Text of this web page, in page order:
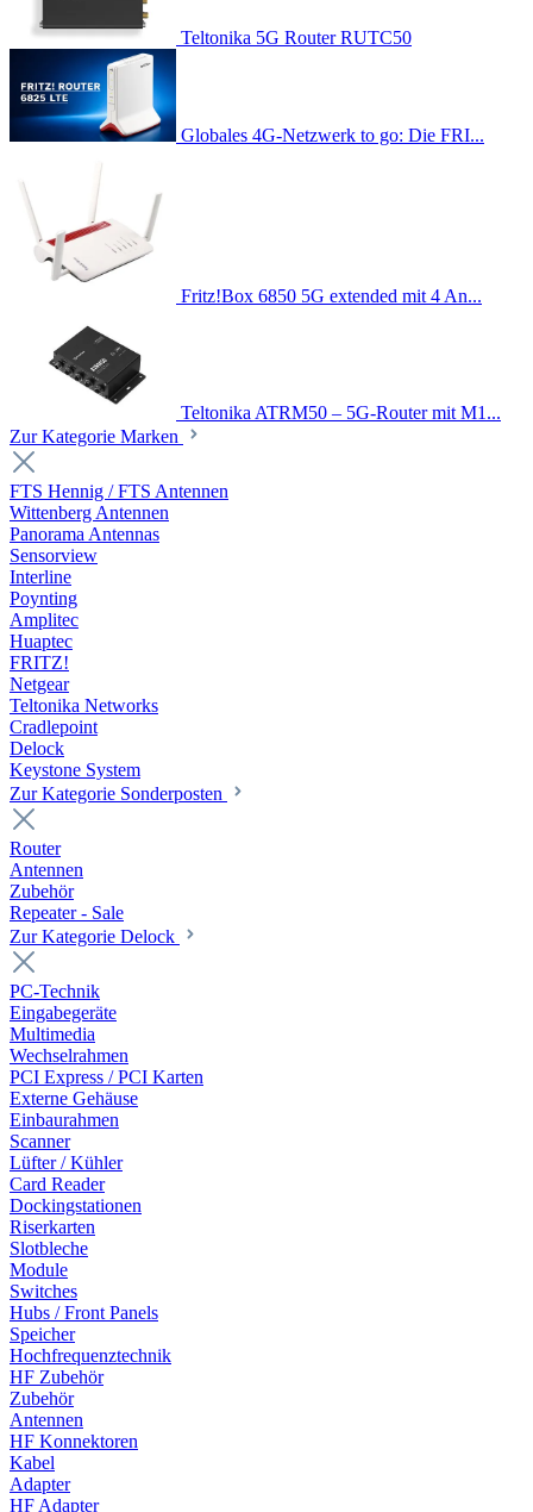
Teltonika 5G Router RUTC50
Globales 4G-Netzwerk to go: Die FRI...
Fritz!Box 6850 5G extended mit 4 An...
Teltonika ATRM50 – 5G-Router mit M1...
Zur Kategorie Marken
FTS Hennig / FTS Antennen
Wittenberg Antennen
Panorama Antennas
Sensorview
Interline
Poynting
Amplitec
Huaptec
FRITZ!
Netgear
Teltonika Networks
Cradlepoint
Delock
Keystone System
Zur Kategorie Sonderposten
Router
Antennen
Zubehör
Repeater - Sale
Zur Kategorie Delock
PC-Technik
Eingabegeräte
Multimedia
Wechselrahmen
PCI Express / PCI Karten
Externe Gehäuse
Einbaurahmen
Scanner
Lüfter / Kühler
Card Reader
Dockingstationen
Riserkarten
Slotbleche
Module
Switches
Hubs / Front Panels
Speicher
Hochfrequenztechnik
HF Zubehör
Zubehör
Antennen
HF Konnektoren
Kabel
Adapter
HF Adapter